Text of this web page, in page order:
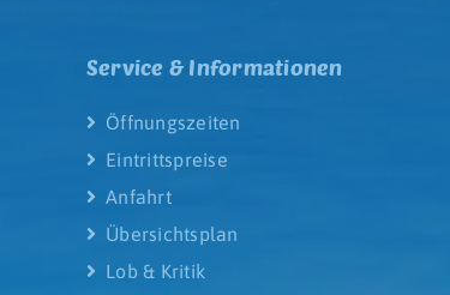
Service & Informationen
Öffnungszeiten
Eintrittspreise
Anfahrt
Übersichtsplan
Lob & Kritik